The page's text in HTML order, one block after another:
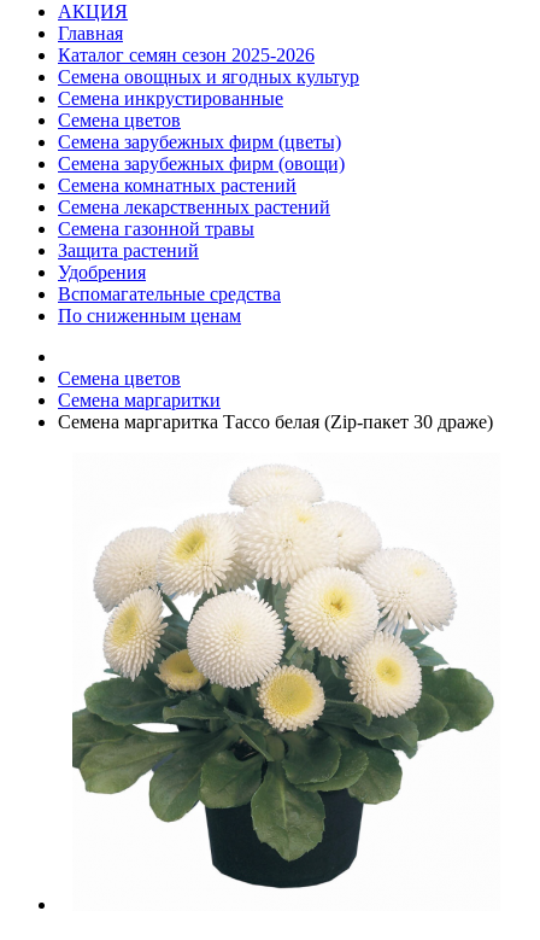
АКЦИЯ
Главная
Каталог семян сезон 2025-2026
Семена овощных и ягодных культур
Семена инкрустированные
Семена цветов
Семена зарубежных фирм (цветы)
Семена зарубежных фирм (овощи)
Семена комнатных растений
Семена лекарственных растений
Семена газонной травы
Защита растений
Удобрения
Вспомагательные средства
По сниженным ценам
Семена цветов
Семена маргаритки
Семена маргаритка Тассо белая (Zip-пакет 30 драже)